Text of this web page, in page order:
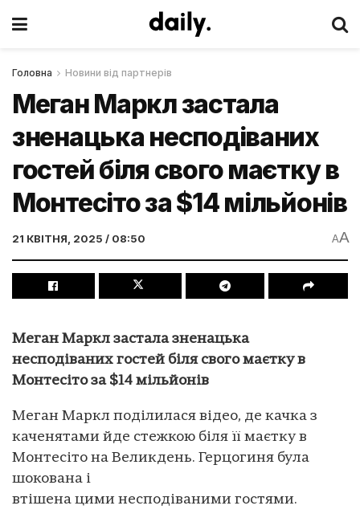
Головна Новини від партнерів
Меган Маркл застала
зненацька несподіваних
гостей біля свого маєтку в
Монтесіто за $14 мільйонів
21 КВІТНЯ, 2025 / 08:50 AA
Меган Маркл застала зненацька
несподіваних гостей біля свого маєтку в
Монтесіто за $14 мільйонів
Меган Маркл поділилася відео, де качка з
каченятами йде стежкою біля її маєтку в
Монтесіто на Великдень. Герцогиня була
шокована і
втішена цими несподіваними гостями.